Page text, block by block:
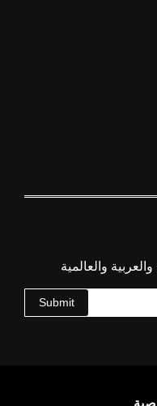
والعالمية
Submit